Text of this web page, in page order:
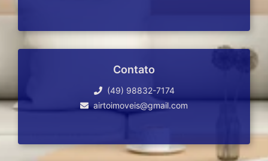
Contato
(49) 98832-7174
airtoimoveis@gmail.com